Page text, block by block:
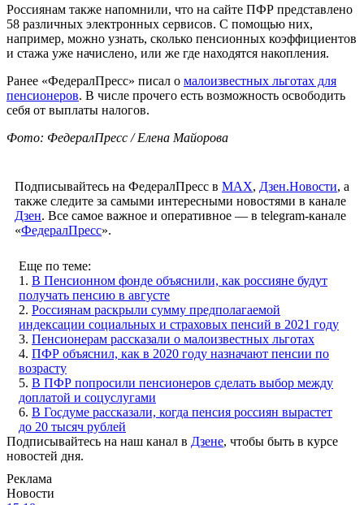
Россиянам также напомнили, что на сайте ПФР представлено
58 различных электронных сервисов. С помощью них,
например, можно узнать, сколько пенсионных коэффициентов
и стажа уже начислено, или же где находятся накопления.
Ранее «ФедералПресс» писал о малоизвестных льготах для
пенсионеров. В числе прочего есть возможность освободить
себя от выплаты налогов.
Фото: ФедералПресс / Елена Майорова
Подписывайтесь на ФедералПресс в МАХ, Дзен.Новости, а
также следите за самыми интересными новостями в канале
Дзен. Все самое важное и оперативное — в telegram-канале
«ФедералПресс».
Еще по теме:
1. В Пенсионном фонде объяснили, как россияне будут
получать пенсию в августе
2. Россиянам раскрыли сумму предполагаемой
индексации социальных и страховых пенсий в 2021 году
3. Пенсионерам рассказали о малоизвестных льготах
4. ПФР объяснил, как в 2020 году назначают пенсии по
возрасту
5. В ПФР попросили пенсионеров сделать выбор между
доплатой и соцуслугами
6. В Госдуме рассказали, когда пенсия россиян вырастет
до 20 тысяч рублей
Подписывайтесь на наш канал в Дзене, чтобы быть в курсе
новостей дня.
Реклама
Новости